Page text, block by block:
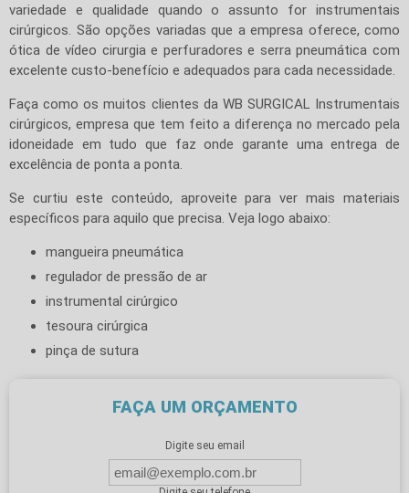
variedade e qualidade quando o assunto for instrumentais
cirúrgicos. São opções variadas que a empresa oferece, como
ótica de vídeo cirurgia e perfuradores e serra pneumática com
excelente custo-benefício e adequados para cada necessidade.
Faça como os muitos clientes da WB SURGICAL Instrumentais
cirúrgicos, empresa que tem feito a diferença no mercado pela
idoneidade em tudo que faz onde garante uma entrega de
excelência de ponta a ponta.
Se curtiu este conteúdo, aproveite para ver mais materiais
específicos para aquilo que precisa. Veja logo abaixo:
mangueira pneumática
regulador de pressão de ar
instrumental cirúrgico
tesoura cirúrgica
pinça de sutura
FAÇA UM ORÇAMENTO
Digite seu email